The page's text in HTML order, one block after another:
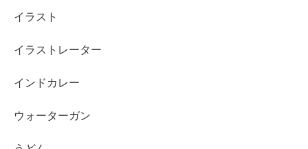
イラスト
イラストレーター
インドカレー
ウォーターガン